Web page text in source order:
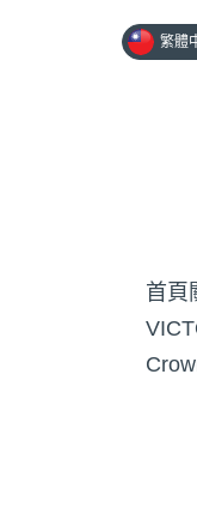
繁體
首頁